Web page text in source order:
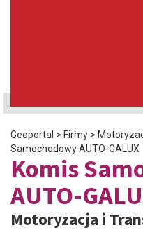
Geoportal > Firmy >
Samochodowy AUTO-GALUX
Komis
AUTO-
Motoryzacja i